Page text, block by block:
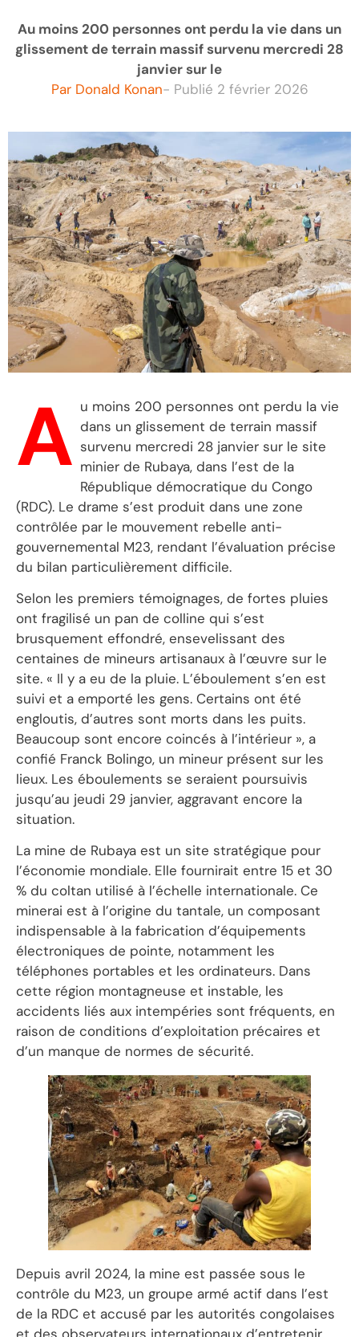
Au moins 200 personnes ont perdu la vie dans un
glissement de terrain massif survenu mercredi 28
janvier sur le
Par Donald Konan- Publié 2 février 2026
A u moins 200 personnes ont perdu la vie
dans un glissement de terrain massif
survenu mercredi 28 janvier sur le site
minier de Rubaya, dans l’est de la
République démocratique du Congo
(RDC). Le drame s’est produit dans une zone
contrôlée par le mouvement rebelle anti-
gouvernemental M23, rendant l’évaluation précise
du bilan particulièrement difficile.
Selon les premiers témoignages, de fortes pluies
ont fragilisé un pan de colline qui s’est
brusquement effondré, ensevelissant des
centaines de mineurs artisanaux à l’œuvre sur le
site. « Il y a eu de la pluie. L’éboulement s’en est
suivi et a emporté les gens. Certains ont été
engloutis, d’autres sont morts dans les puits.
Beaucoup sont encore coincés à l’intérieur », a
confié Franck Bolingo, un mineur présent sur les
lieux. Les éboulements se seraient poursuivis
jusqu’au jeudi 29 janvier, aggravant encore la
situation.
La mine de Rubaya est un site stratégique pour
l’économie mondiale. Elle fournirait entre 15 et 30
% du coltan utilisé à l’échelle internationale. Ce
minerai est à l’origine du tantale, un composant
indispensable à la fabrication d’équipements
électroniques de pointe, notamment les
téléphones portables et les ordinateurs. Dans
cette région montagneuse et instable, les
accidents liés aux intempéries sont fréquents, en
raison de conditions d’exploitation précaires et
d’un manque de normes de sécurité.
Depuis avril 2024, la mine est passée sous le
contrôle du M23, un groupe armé actif dans l’est
de la RDC et accusé par les autorités congolaises